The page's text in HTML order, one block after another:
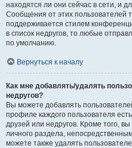
находятся ли они сейчас в сети, и
Сообщения от этих пользователей
поддерживается стилем
в список недругов, то любые
по умолчанию.
Вернуться к началу
Как мне добавлять/удалять
недругов?
Вы можете добавлять
профиле каждого пользователя
друзей или недругов. Кроме того,
личного раздела,
можете также удалять